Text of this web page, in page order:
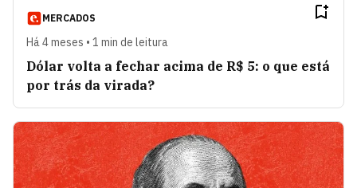
MERCADOS
Há 4 meses • 1 min de leitura
Dólar volta a fechar acima de R$ 5: o que está
por trás da virada?